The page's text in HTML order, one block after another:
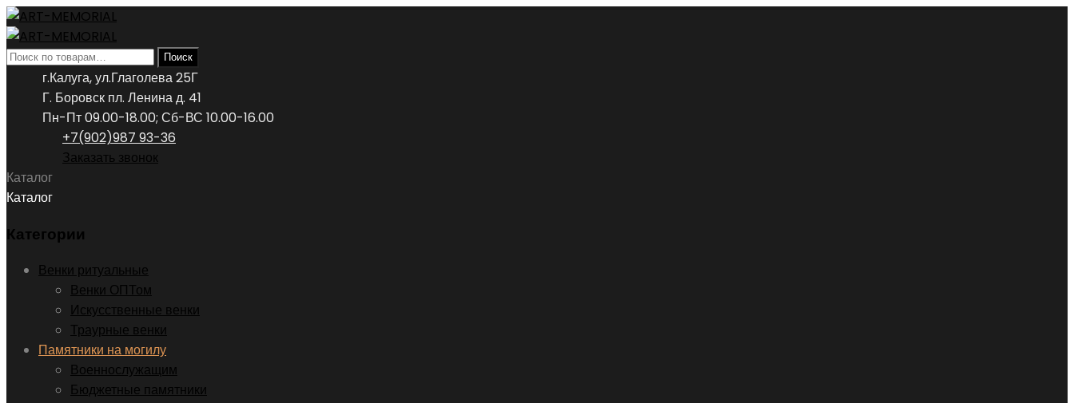
Искать: Поиск
г.Калуга, ул.Глаголева 25Г
Г. Боровск пл. Ленина д. 41
Пн-Пт 09.00-18.00; Сб-ВС 10.00-16.00
+7(902)987 93-36
Заказать звонок
Каталог
Каталог
Категории
Венки ритуальные
Венки ОПТом
Искусственные венки
Траурные венки
Памятники на могилу
Военнослужащим
Бюджетные памятники